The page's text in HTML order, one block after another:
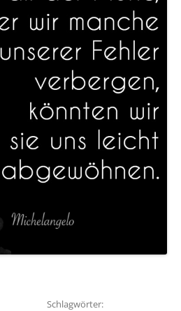
Schlagwörter: